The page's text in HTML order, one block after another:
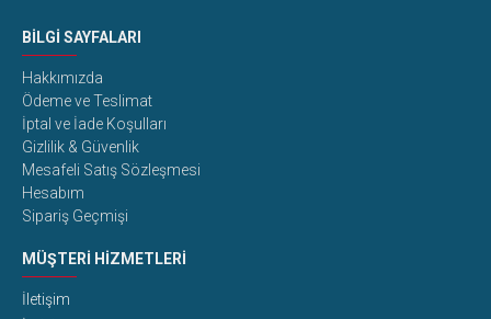
BILGI SAYFALARI
Hakkımızda
Ödeme ve Teslimat
İptal ve İade Koşulları
Gizlilik & Güvenlik
Mesafeli Satış Sözleşmesi
Hesabım
Sipariş Geçmişi
MÜŞTERI HIZMETLERI
İletişim